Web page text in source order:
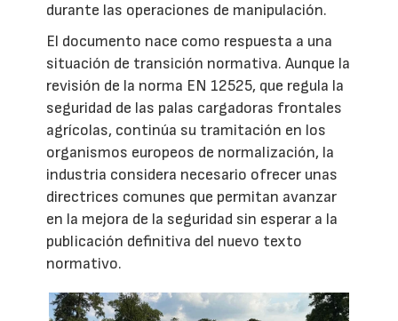
durante las operaciones de manipulación.
El documento nace como respuesta a una
situación de transición normativa. Aunque la
revisión de la norma EN 12525, que regula la
seguridad de las palas cargadoras frontales
agrícolas, continúa su tramitación en los
organismos europeos de normalización, la
industria considera necesario ofrecer unas
directrices comunes que permitan avanzar
en la mejora de la seguridad sin esperar a la
publicación definitiva del nuevo texto
normativo.